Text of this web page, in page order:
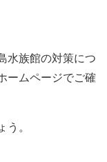
水族館の対策につ
ームページでご確
。